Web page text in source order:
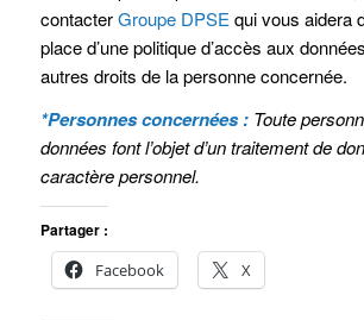
contacterGroupe DPSE qui vous aidera
place d’une politique d’accès aux
autres droits de la personne concernée.
*Personnes concernées : Toute
données font l’objet d’un traitement de
caractère personnel.
Partager :
Facebook
X